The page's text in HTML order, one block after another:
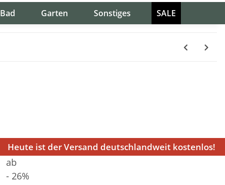
Bad Garten Sonstiges SALE
Heute ist der Versand deutschlandweit kostenlos!
ab
- 26%